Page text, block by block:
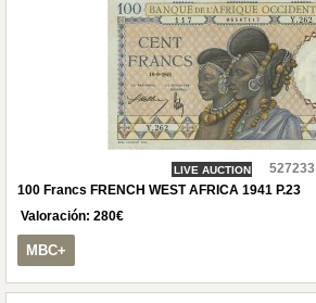
LIVE AUCTION
527233
100 Francs FRENCH WEST AFRICA 1941 P.23
Valoración: 280€
MBC+